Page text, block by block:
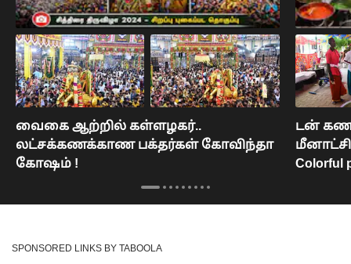
வைகை ஆற்றில் கள்ளழகர்..
லட்சக்கணக்காண பக்தர்கள் கோவிந்தா
கோஷம் !
டன்
Colorful
SPONSORED LINKS BY TABOOLA